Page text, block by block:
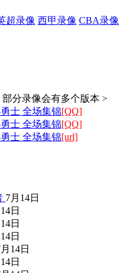
超录像 西甲录像 CBA录像
分录像会有多个版本 >
士 全场集锦[QQ]
士 全场集锦[QQ]
士 全场集锦[url]
7月14日
日
日
日
14日
日